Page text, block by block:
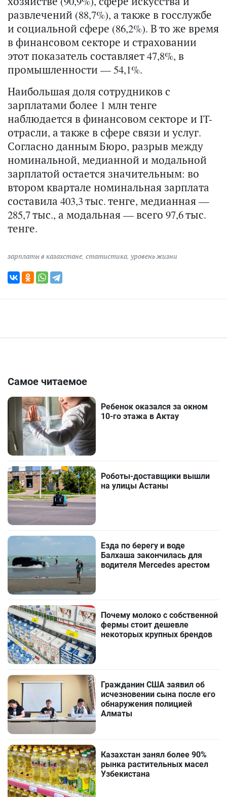
развлечений (88,7%), а также в госслужбе
и социальной сфере (86,2%). В то же время
в финансовом секторе и страховании
этот показатель составляет 47,8%, в
промышленности — 54,1%.
Наибольшая доля сотрудников с
зарплатами более 1 млн тенге
наблюдается в финансовом секторе и IT-
отрасли, а также в сфере связи и услуг.
Согласно данным Бюро, разрыв между
номинальной, медианной и модальной
зарплатой остается значительным: во
втором квартале номинальная зарплата
составила 403,3 тыс. тенге, медианная —
285,7 тыс., а модальная — всего 97,6 тыс.
тенге.
зарплаты в казахстане, статистика, уровень жизни
Самое читаемое
Ребенок оказался за окном
10-го этажа в Актау
Роботы-доставщики вышли
на улицы Астаны
Езда по берегу и воде
Балхаша закончилась для
водителя Mercedes арестом
Почему молоко с собственной
фермы стоит дешевле
некоторых крупных брендов
Гражданин США заявил об
исчезновении сына после его
обнаружения полицией
Алматы
Казахстан занял более 90%
рынка растительных масел
Узбекистана